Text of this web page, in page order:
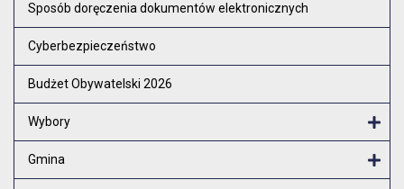
Sposób doręczenia dokumentów elektronicznych
Cyberbezpieczeństwo
Budżet Obywatelski 2026
Wybory
Gmina